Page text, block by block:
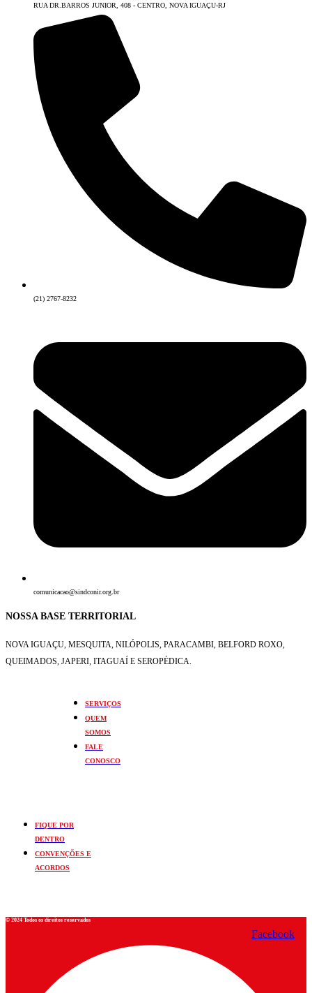
RUA DR.BARROS JUNIOR, 408 - CENTRO, NOVA IGUAÇU-RJ
(21) 2767-8232
comunicacao@sindconir.org.br
NOSSA BASE TERRITORIAL
NOVA IGUAÇU, MESQUITA, NILÓPOLIS, PARACAMBI, BELFORD ROXO,
QUEIMADOS, JAPERI, ITAGUAÍ E SEROPÉDICA.
SERVIÇOS
QUEM
SOMOS
FALE
CONOSCO
FIQUE POR
DENTRO
CONVENÇÕES E
ACORDOS
© 2024 Todos os direitos reservados
Facebook